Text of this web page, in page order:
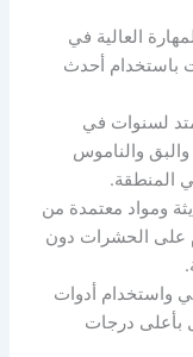
العالية في
باستخدام أحدث
لسنوات في
والناموس
المنطقة.
ومواد معتمدة من
على الحشرات دون
واستخدام أدوات
بأعلى درجات